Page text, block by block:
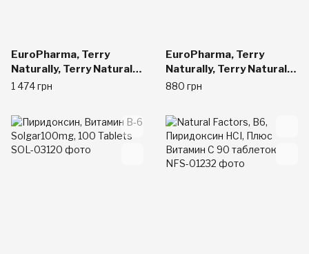
EuroPharma, Terry
Naturally, Terry Naturally,
P-5-P/Mag, 120 капсул
1 474 грн
EuroPharma, Terry
Naturally, Terry Naturally,
P-5-P/Mag, 60 капсул
880 грн